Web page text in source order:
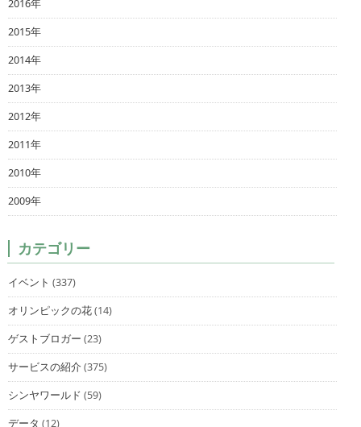
2016年
2015年
2014年
2013年
2012年
2011年
2010年
2009年
カテゴリー
イベント (337)
オリンピックの花(14)
ゲストブロガー (23)
サービスの紹介(375)
シンヤワールド (59)
データ (12)